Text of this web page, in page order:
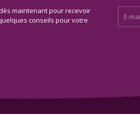
maintenant pour recevoir
conseils pour votre